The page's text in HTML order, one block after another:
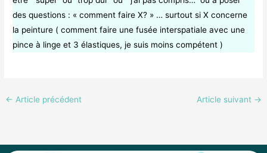
des questions : « comment faire X? » … surtout si X concerne
la peinture ( comment faire une fusée interspatiale avec une
pince à linge et 3 élastiques, je suis moins compétent )
← Article précédent Article suivant →